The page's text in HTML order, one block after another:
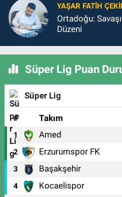
YAŞAR FATIH
Ortadoğu:
Düzeni
Süper Lig Puan
Süper Lig
# Takım
1 Amed
2 Erzurumspor FK
3 Başakşehir
4 Kocaelispor